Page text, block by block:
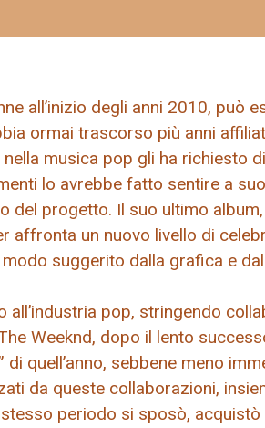
all’inizio degli anni 2010, può
ormai trascorso più anni
musica pop gli ha richiesto
lo avrebbe fatto sentire a
del progetto. Il suo ultimo
affronta un nuovo livello di
suggerito dalla grafica e
all’industria pop, stringendo
Weeknd, dopo il lento
di quell’anno, sebbene meno
da queste collaborazioni,
stesso periodo si sposò,